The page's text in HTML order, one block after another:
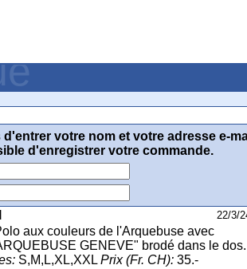
d'entrer votre nom et votre adresse e-
d'enregistrer votre commande.
22/3/
aux couleurs de l'Arquebuse avec
GENEVE" brodé dans le dos.
S,M,L,XL,XXL Prix (Fr. CH): 35.-